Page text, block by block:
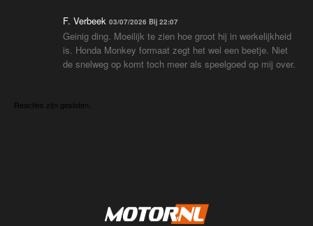
F. Verbeek 03/07/2026 Bij 22:07
Geinig ding. Moeilijk te zien hoe groot hij in werkelijkheid
is. Honda Monkey formaat zegt het wel een beetje. Niet
de snelweg op komt toch meer als speelgoed op mij over.
Reacties zijn gesloten.